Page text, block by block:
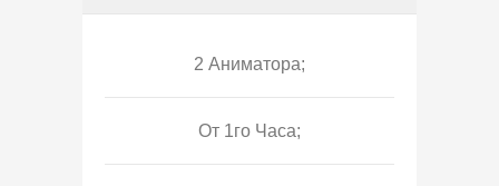
2 Аниматора;
От 1го Часа;